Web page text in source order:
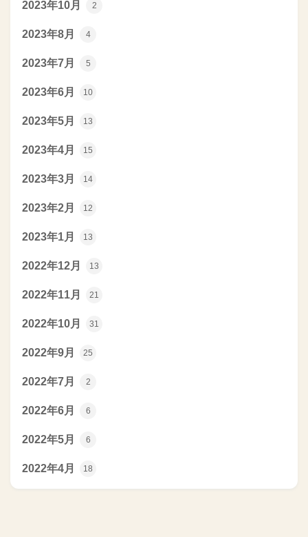
2023年10月 2
2023年8月 4
2023年7月 5
2023年6月 10
2023年5月 13
2023年4月 15
2023年3月 14
2023年2月 12
2023年1月 13
2022年12月 13
2022年11月 21
2022年10月 31
2022年9月 25
2022年7月 2
2022年6月 6
2022年5月 6
2022年4月 18